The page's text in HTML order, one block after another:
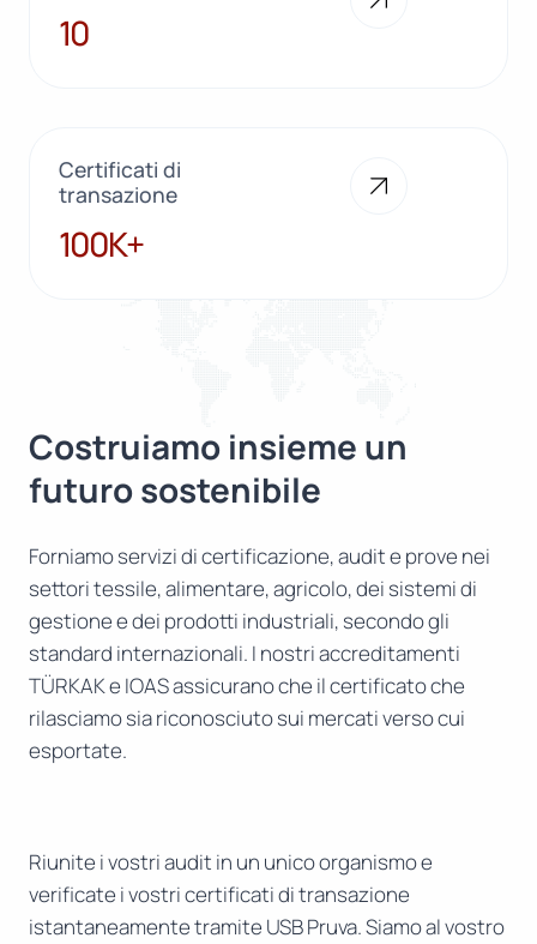
10
10
Certificati di
transazione
100K+
100K+
Costruiamo insieme un
futuro sostenibile
Forniamo servizi di certificazione, audit e prove nei
settori tessile, alimentare, agricolo, dei sistemi di
gestione e dei prodotti industriali, secondo gli
standard internazionali. I nostri accreditamenti
TÜRKAK e IOAS assicurano che il certificato che
rilasciamo sia riconosciuto sui mercati verso cui
esportate.
Riunite i vostri audit in un unico organismo e
verificate i vostri certificati di transazione
istantaneamente tramite USB Pruva. Siamo al vostro